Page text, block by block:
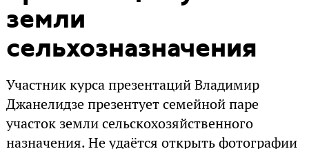
земли
сельхозназначения
Участник курса презентаций Владимир
Джанелидзе презентует семейной паре
участок земли сельскохозяйственного
назначения. Не удаётся открыть фотографии